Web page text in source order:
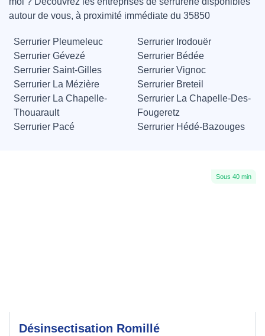
autour de vous, à proximité immédiate du 35850
Serrurier Pleumeleuc
Serrurier Irodouër
Serrurier Gévezé
Serrurier Bédée
Serrurier Saint-Gilles
Serrurier Vignoc
Serrurier La Mézière
Serrurier Breteil
Serrurier La Chapelle-
Thouarault
Serrurier La Chapelle-Des-
Fougeretz
Serrurier Pacé
Serrurier Hédé-Bazouges
Sous 40 min
Désinsectisation Romillé